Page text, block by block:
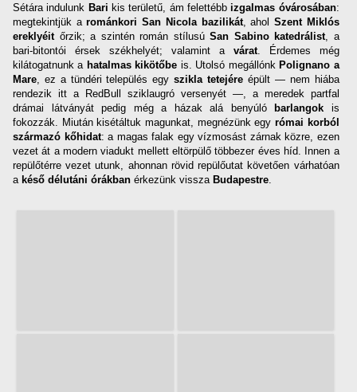
Sétára indulunk Bari kis területű, ám felettébb izgalmas óvárosában:
megtekintjük arománkori San Nicola bazilikát, ahol Szent Miklós
ereklyéit őrzik; a szintén román stílusúSan Sabino katedrálist , a
bari-bitontói érsek székhelyét; valamint a várat. Érdemes még
kilátogatnunk a hatalmas kikötőbe is. Utolsó megállónkPolignano a
Mare , ez a tündéri település egyszikla tetejére épült — nem hiába
rendezik itt a RedBull sziklaugró versenyét —, a meredek partfal
drámai látványát pedig még a házak alá benyúló barlangok is
fokozzák. Miután kisétáltuk magunkat, megnézünk egy római korból
származó kőhidat: a magas falak egy vízmosást zárnak közre, ezen
vezet át a modern viadukt mellett eltörpülő többezer éves híd. Innen a
repülőtérre vezet utunk, ahonnan rövid repülőutat követően várhatóan
a késő délutáni órákban érkezünk vissza Budapestre